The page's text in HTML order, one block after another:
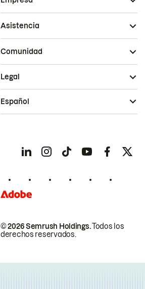
Asistencia
Comunidad
© 2026 Semrush Holdings.Todos los
derechos reservados.
Legal
Español